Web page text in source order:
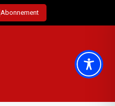
Abonnement